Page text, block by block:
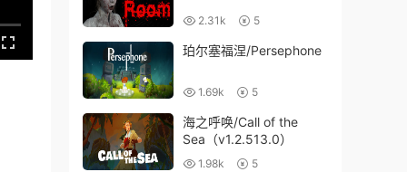
2.31k 5
珀尔塞福涅/Persephone
1.69k 5
海之呼唤/Call of the
Sea（v1.2.513.0）
1.98k 5